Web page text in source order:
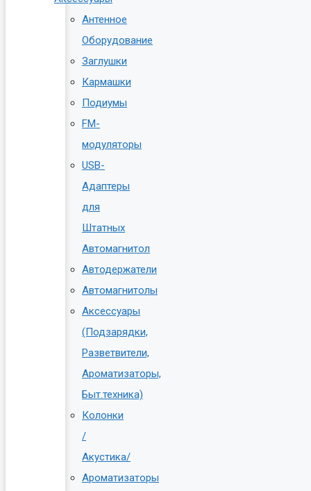
Антенное
Оборудование
Заглушки
Кармашки
Подиумы
FM-
модуляторы
USB-
Адаптеры
для
Штатных
Автомагнитол
Автодержатели
Автомагнитолы
Аксессуары
(Подзарядки,
Разветвители,
Ароматизаторы,
Быт.техника)
Колонки
/
Акустика/
Ароматизаторы